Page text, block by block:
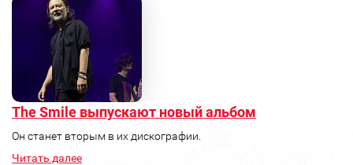
The Smile выпускают новый альбом
Он станет вторым в их дискографии.
Читать далее